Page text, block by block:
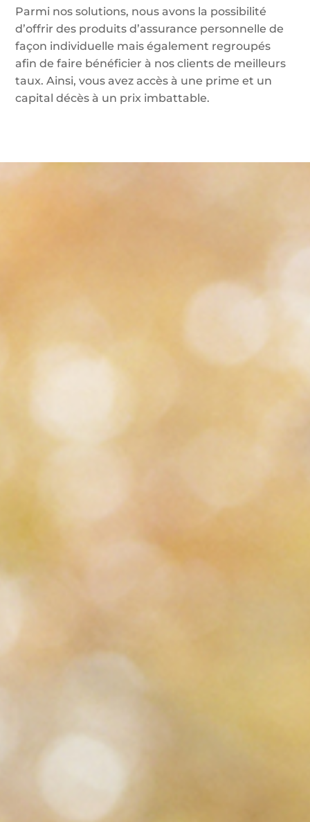
Parmi nos solutions, nous avons la possibilité
d’offrir des produits d’assurance personnelle de
façon individuelle mais également regroupés
afin de faire bénéficier à nos clients de meilleurs
taux. Ainsi, vous avez accès à une prime et un
capital décès à un prix imbattable.